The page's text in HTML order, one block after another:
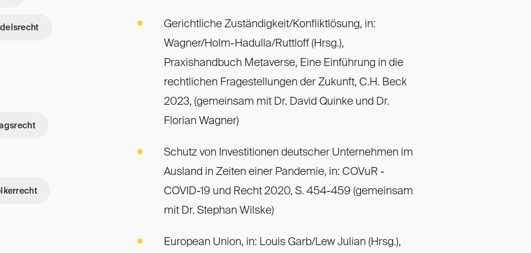
Gerichtliche Zuständigkeit/Konfliktlösung, in:
Wagner/Holm-Hadulla/Ruttloff (Hrsg.),
Praxishandbuch Metaverse, Eine Einführung in die
rechtlichen Fragestellungen der Zukunft, C.H. Beck
2023, (gemeinsam mit Dr. David Quinke und Dr.
Florian Wagner)
Schutz von Investitionen deutscher Unternehmen im
Ausland in Zeiten einer Pandemie, in: COVuR -
COVID-19 und Recht 2020, S. 454-459 (gemeinsam
mit Dr. Stephan Wilske)
European Union, in: Louis Garb/Lew Julian (Hrsg.),